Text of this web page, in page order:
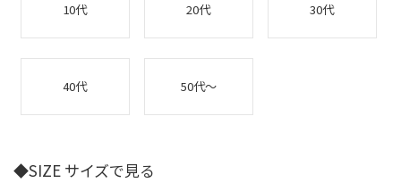
10代 20代 30代
40代 50代～
◆SIZE サイズで見る